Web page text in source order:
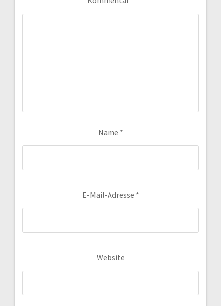
Name *
E-Mail-Adresse *
Website